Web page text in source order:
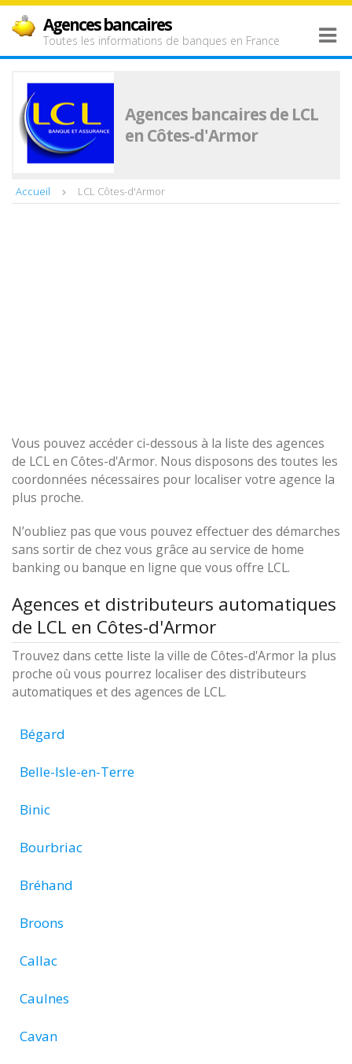
Agences bancaires
Toutes les informations de banques en France
Agences bancaires de LCL
en Côtes-d'Armor
Accueil LCL Côtes-d'Armor
Vous pouvez accéder ci-dessous à la liste des agences
de LCL en Côtes-d'Armor. Nous disposons des toutes les
coordonnées nécessaires pour localiser votre agence la
plus proche.
N’oubliez pas que vous pouvez effectuer des démarches
sans sortir de chez vous grâce au service de home
banking ou banque en ligne que vous offre LCL.
Agences et distributeurs automatiques
de LCL en Côtes-d'Armor
Trouvez dans cette liste la ville de Côtes-d'Armor la plus
proche où vous pourrez localiser des distributeurs
automatiques et des agences de LCL.
Bégard
Belle-Isle-en-Terre
Binic
Bourbriac
Bréhand
Broons
Callac
Caulnes
Cavan